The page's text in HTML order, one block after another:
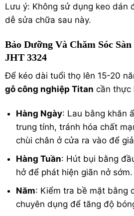
Lưu ý: Không sử dụng keo dán
dễ sửa chữa sau này.
Bảo Dưỡng Và Chăm Sóc
JHT 3324
Để kéo dài tuổi thọ lên 15-20
gỗ công nghiệp Titan cần thực
Hàng Ngày: Lau bằng khăn
trung tính, tránh hóa chất
chùi chân ở cửa ra vào để
Hàng Tuần: Hút bụi bằng
hở để phát hiện giãn nở sớm.
Năm: Kiểm tra bề mặt bằng
chuyên dụng để tăng độ